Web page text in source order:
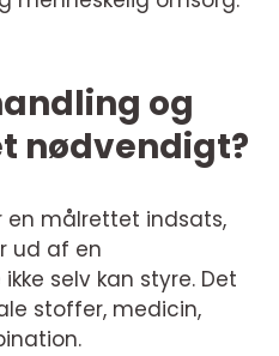
og
nødvendigt?
en målrettet indsats,
ud af en
selv kan styre. Det
stoffer, medicin,